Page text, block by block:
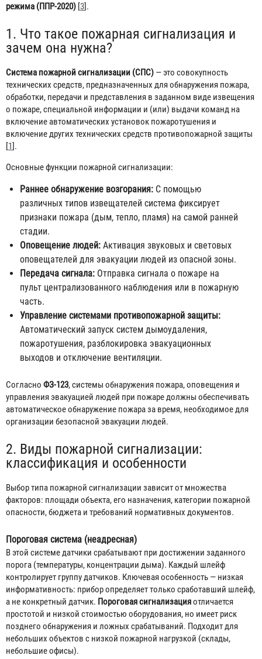
режима (ППР-2020) [3].
1. Что такое пожарная сигнализация и
зачем она нужна?
Система пожарной сигнализации (СПС) — это совокупность
технических средств, предназначенных для обнаружения пожара,
обработки, передачи и представления в заданном виде извещения
о пожаре, специальной информации и (или) выдачи команд на
включение автоматических установок пожаротушения и
включение других технических средств противопожарной защиты
[1].
Основные функции пожарной сигнализации:
Раннее обнаружение возгорания: С помощью
различных типов извещателей система фиксирует
признаки пожара (дым, тепло, пламя) на самой ранней
стадии.
Оповещение людей: Активация звуковых и световых
оповещателей для эвакуации людей из опасной зоны.
Передача сигнала: Отправка сигнала о пожаре на
пульт централизованного наблюдения или в пожарную
часть.
Управление системами противопожарной защиты:
Автоматический запуск систем дымоудаления,
пожаротушения, разблокировка эвакуационных
выходов и отключение вентиляции.
Согласно ФЗ-123, системы обнаружения пожара, оповещения и
управления эвакуацией людей при пожаре должны обеспечивать
автоматическое обнаружение пожара за время, необходимое для
организации безопасной эвакуации людей.
2. Виды пожарной сигнализации:
классификация и особенности
Выбор типа пожарной сигнализации зависит от множества
факторов: площади объекта, его назначения, категории пожарной
опасности, бюджета и требований нормативных документов.
Пороговая система (неадресная)
В этой системе датчики срабатывают при достижении заданного
порога (температуры, концентрации дыма). Каждый шлейф
контролирует группу датчиков. Ключевая особенность — низкая
информативность: прибор определяет только сработавший шлейф,
а не конкретный датчик. Пороговая сигнализацияотличается
простотой и низкой стоимостью оборудования, но имеет риск
позднего обнаружения и ложных срабатываний. Подходит для
небольших объектов с низкой пожарной нагрузкой (склады,
небольшие офисы).